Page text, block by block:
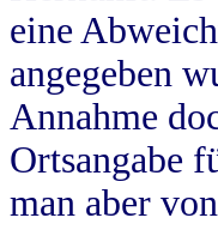
eine
angegeben
Annahme
Ortsangabe
man aber